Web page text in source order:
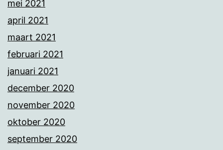
mei 2021
april 2021
maart 2021
februari 2021
januari 2021
december 2020
november 2020
oktober 2020
september 2020